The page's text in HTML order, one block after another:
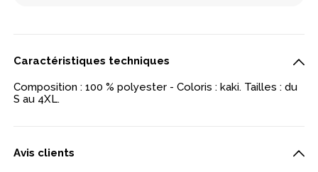
Caractéristiques techniques
Composition : 100 % polyester - Coloris : kaki. Tailles : du
S au 4XL.
Avis clients